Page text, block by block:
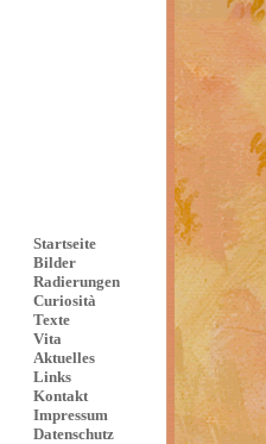
Startseite
Bilder
Radierungen
Curiosità
Texte
Vita
Aktuelles
Links
Kontakt
Impressum
Datenschutz